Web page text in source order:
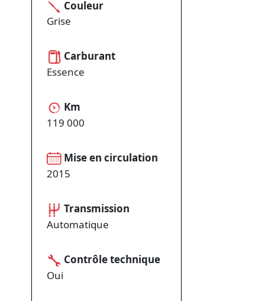
Couleur
Grise
Carburant
Essence
Km
119 000
Mise en circulation
2015
Transmission
Automatique
Contrôle technique
Oui